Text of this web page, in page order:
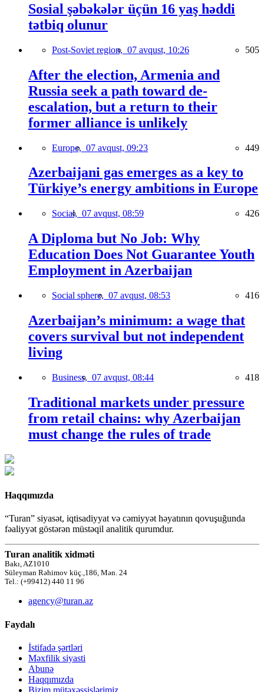
Sosial şəbəkələr üçün 16 yaş həddi
tətbiq olunur
Post-Soviet region, 07 avqust, 10:26 505
After the election, Armenia and
Russia seek a path toward de-
escalation, but a return to their
former alliance is unlikely
Europe, 07 avqust, 09:23 449
Azerbaijani gas emerges as a key to
Türkiye’s energy ambitions in Europe
Social, 07 avqust, 08:59 426
A Diploma but No Job: Why
Education Does Not Guarantee Youth
Employment in Azerbaijan
Social sphere, 07 avqust, 08:53 416
Azerbaijan’s minimum: a wage that
covers survival but not independent
living
Business, 07 avqust, 08:44 418
Traditional markets under pressure
from retail chains: why Azerbaijan
must change the rules of trade
Haqqımızda
“Turan” siyasət, iqtisadiyyat və cəmiyyət həyatının qovuşuğunda
fəaliyyət göstərən müstəqil analitik qurumdur.
Turan analitik xidməti
Bakı, AZ1010
Süleyman Rəhimov küç.,186, Mən. 24
Tel.: (+99412) 440 11 96
agency@turan.az
Faydalı
İstifadə şərtləri
Məxfilik siyasti
Abunə
Haqqımızda
Bizim mütəxəssislərimiz